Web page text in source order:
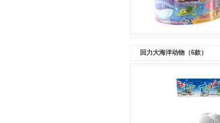
回力大海洋动物（6款）